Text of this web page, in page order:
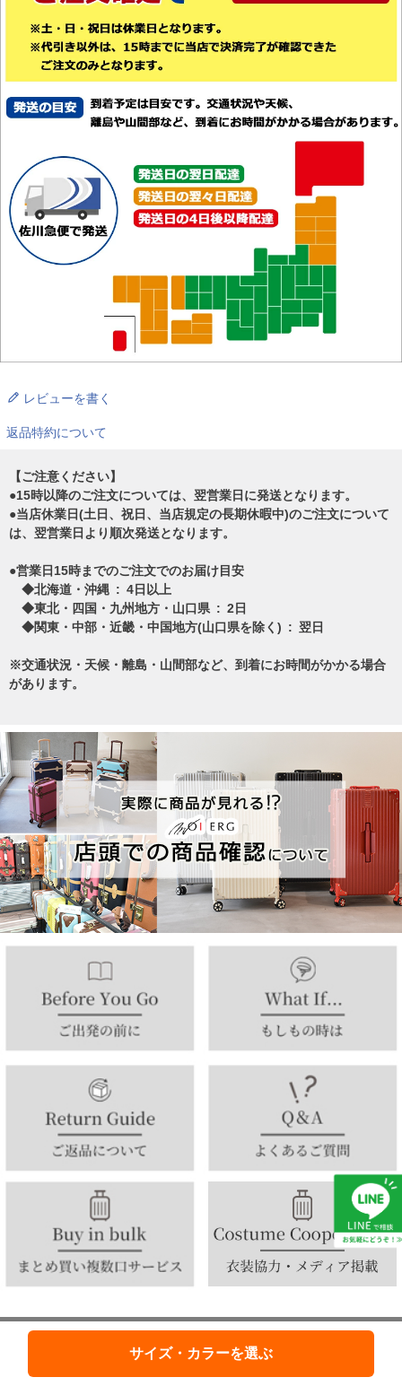
レビューを書く
返品特約について
【ご注意ください】
●15時以降のご注文については、翌営業日に発送となります。
●当店休業日(土日、祝日、当店規定の長期休暇中)のご注文について
は、翌営業日より順次発送となります。
●営業日15時までのご注文でのお届け目安
◆北海道・沖縄 : 4日以上
◆東北・四国・九州地方・山口県 : 2日
◆関東・中部・近畿・中国地方(山口県を除く) : 翌日
※交通状況・天候・離島・山間部など、到着にお時間がかかる場合
があります。
サイズ・カラーを選ぶ